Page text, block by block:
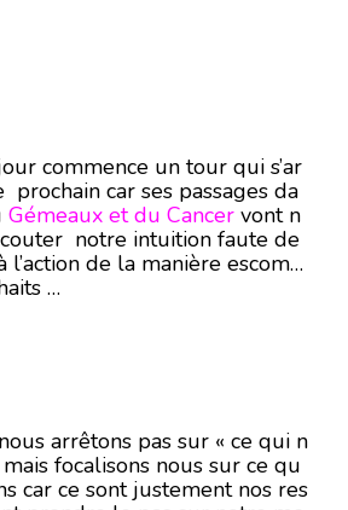
commence un tour qui s’ar
prochain car ses passages da
Gémeaux et du Cancer vont n
notre intuition faute de
l’action de la manière escomp
…
arrêtons pas sur « ce qui n
focalisons nous sur ce qu
car ce sont justement nos res